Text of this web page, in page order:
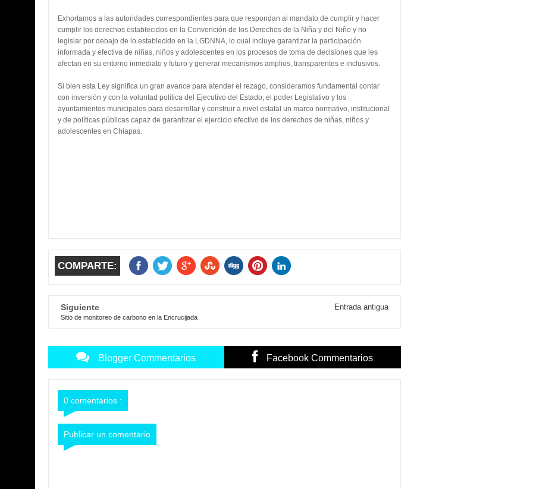
Exhortamos a las autoridades correspondientes para que respondan al mandato de cumplir y hacer
cumplir los derechos establecidos en la Convención de los Derechos de la Niña y del Niño y no
legislar por debajo de lo establecido en la LGDNNA, lo cual incluye garantizar la participación
informada y efectiva de niñas, niños y adolescentes en los procesos de toma de decisiones que les
afectan en su entorno inmediato y futuro y generar mecanismos amplios, transparentes e inclusivos.
Si bien esta Ley significa un gran avance para atender el rezago, consideramos fundamental contar
con inversión y con la voluntad política del Ejecutivo del Estado, el poder Legislativo y los
ayuntamientos municipales para desarrollar y construir a nivel estatal un marco normativo, institucional
y de políticas públicas capaz de garantizar el ejercicio efectivo de los derechos de niñas, niños y
adolescentes en Chiapas.
COMPARTE:
Siguiente Entrada antigua
Blogger Commentarios Facebook Commentarios
0 comentarios :
Publicar un comentario